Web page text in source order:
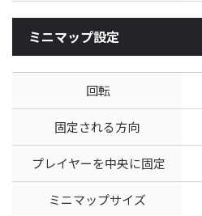
ミニマップ設定
回転
固定される方向
プレイヤーを中央に固定
ミニマップサイズ